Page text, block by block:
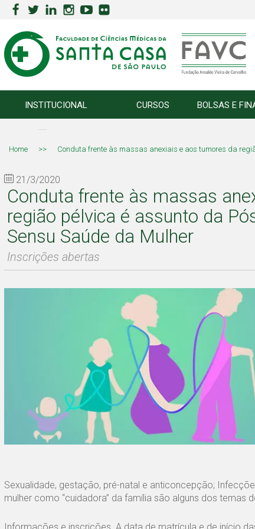
INSTITUCIONAL CURSOS BOLSAS E
Home >> Conduta frente às massas anexiais e aos tumores da
21/3/2020
Conduta frente às massas
região pélvica é assunto da
Sensu Saúde da Mulher
Inscrições abertas
Sexualidade, gestação, pré-natal e anticoncepção;
mulher como “cuidadora” da família são alguns dos temas